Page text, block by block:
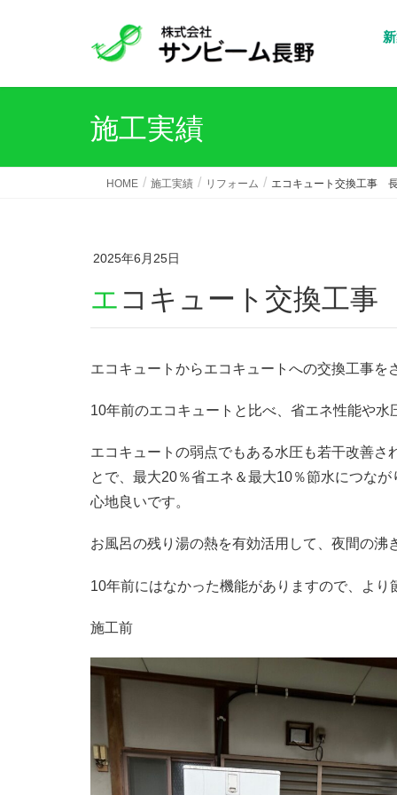
施工実績
HOME 施工実績 リフォーム エコキュート交換工事
2025年6月25日
エコキュート交換工
エコキュートからエコキュートへの交換工事を
10年前のエコキュートと比べ、省エネ性能や水
エコキュートの弱点でもある水圧も若干改善
とで、最大20％省エネ＆最大10％節水につな
心地良いです。
お風呂の残り湯の熱を有効活用して、夜間の
10年前にはなかった機能がありますので、よ
施工前